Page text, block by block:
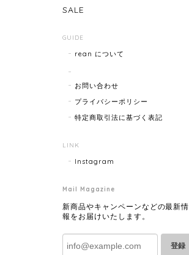
SALE
GUIDE
rean について
お問い合わせ
プライバシーポリシー
特定商取引法に基づく表記
LINK
Instagram
Mail Magazine
新商品やキャンペーンなどの最新情
報をお届けいたします。
登録